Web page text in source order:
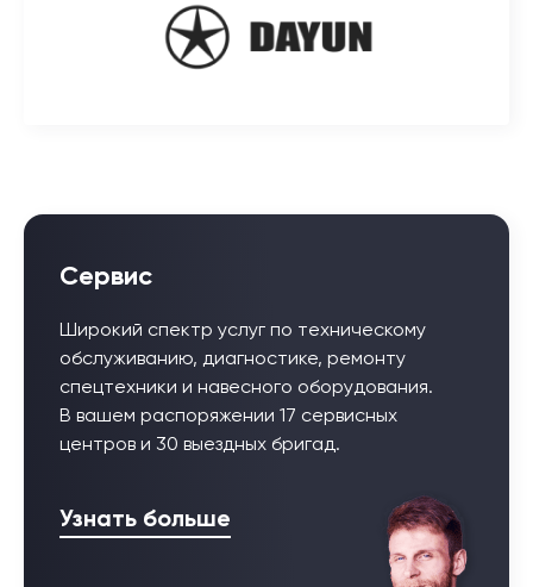
Сервис
Широкий спектр услуг по техническому
обслуживанию, диагностике, ремонту
спецтехники и навесного оборудования.
В вашем распоряжении 17 сервисных
центров и 30 выездных бригад.
Узнать больше